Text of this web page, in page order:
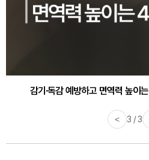
감기·독감 예방하고 면역력 높이
< 3 / 3